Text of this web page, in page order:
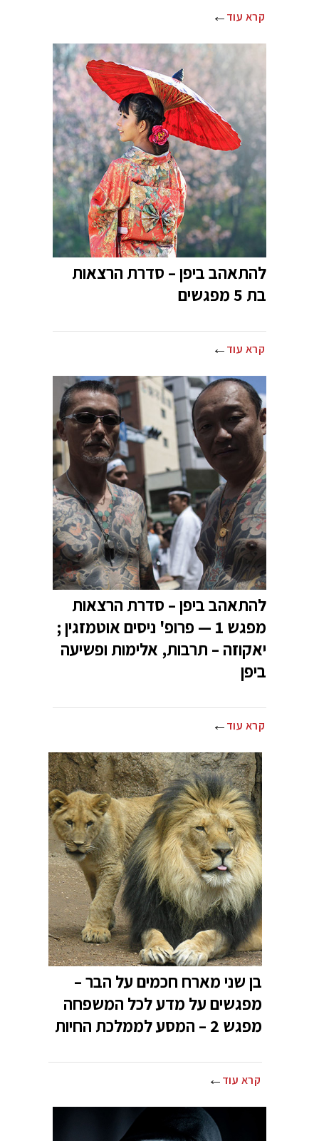
קרא עוד
להתאהב ביפן – סדרת הרצאות
בת 5 מפגשים
קרא עוד
להתאהב ביפן – סדרת הרצאות
מפגש 1 — פרופ' ניסים אוטמזגין ;
יאקוזה – תרבות, אלימות ופשיעה
ביפן
קרא עוד
בן שני מארח חכמים על הבר –
מפגשים על מדע לכל המשפחה
מפגש 2 – המסע לממלכת החיות
קרא עוד